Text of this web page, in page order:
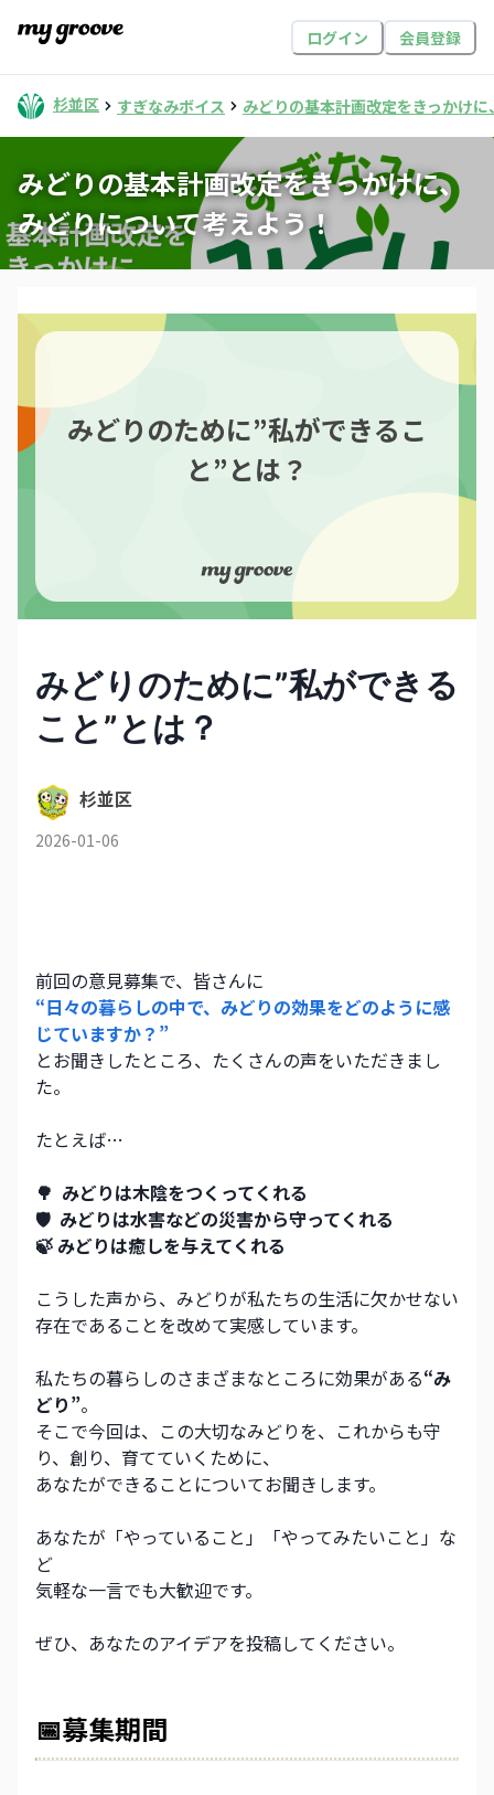
ログイン 会員登録
杉並区 すぎなみボイス みどりの基本計画改定をきっかけ
みどりの基本計画改定をきっかけに、
みどりについて考えよう！
みどりのために”私ができるこ
と”とは？
みどりのために”私ができる
こと”とは？
杉並区
2026-01-06
前回の意見募集で、皆さんに
“日々の暮らしの中で、みどりの効果をどのように感
じていますか？”
とお聞きしたところ、たくさんの声をいただきまし
た。
たとえば…
🌳  みどりは木陰をつくってくれる
🛡️  みどりは水害などの災害から守ってくれる
🍃 みどりは癒しを与えてくれる
こうした声から、みどりが私たちの生活に欠かせない
存在であることを改めて実感しています。
私たちの暮らしのさまざまなところに効果がある“み
どり”。
そこで今回は、この大切なみどりを、これからも守
り、創り、育てていくために、
あなたができることについてお聞きします。
あなたが「やっていること」「やってみたいこと」な
ど
気軽な一言でも大歓迎です。
ぜひ、あなたのアイデアを投稿してください。
📅募集期間